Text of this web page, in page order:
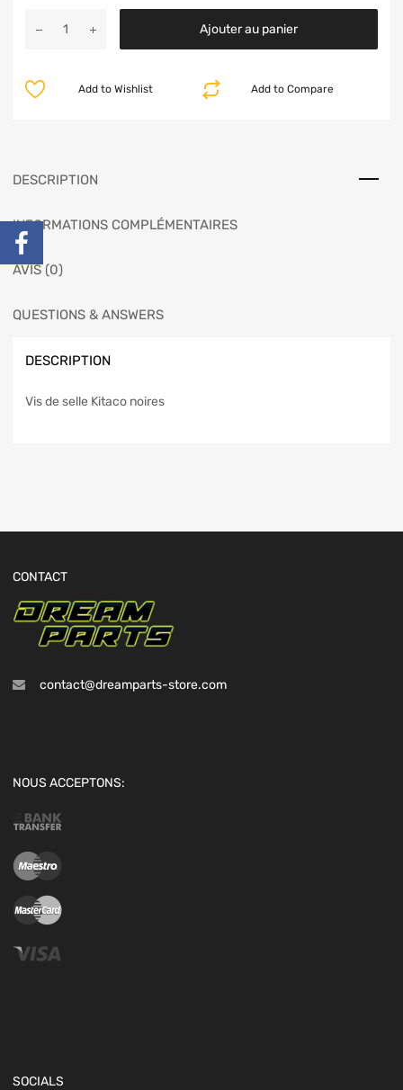
Ajouter au panier
Add to Compare
Add to Wishlist
DESCRIPTION
INFORMATIONS COMPLÉMENTAIRES
AVIS (0)
QUESTIONS & ANSWERS
DESCRIPTION
Vis de selle Kitaco noires
CONTACT
contact@dreamparts-store.com
NOUS ACCEPTONS:
SOCIALS